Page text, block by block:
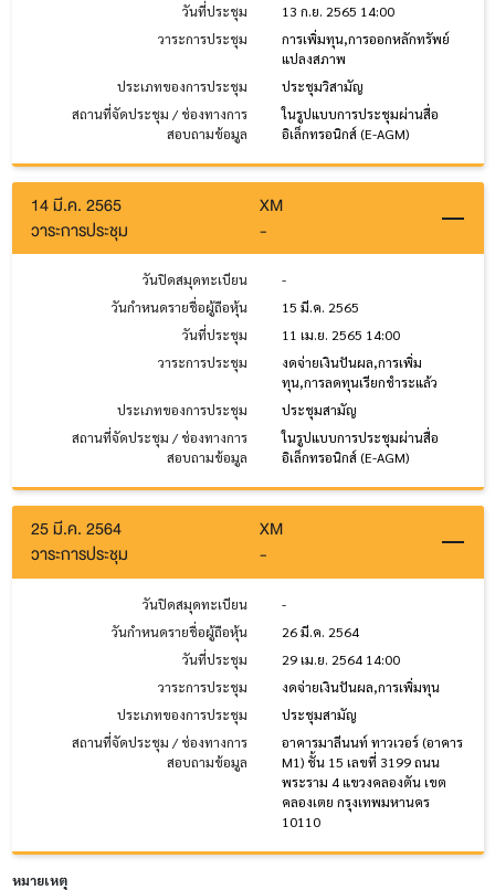
วันที่ประชุม
13 ก.ย. 2565 14:00
วาระการประชุม
การเพิ่มทุน,การออกหลักทรัพย์
แปลงสภาพ
ประเภทของการประชุม
ประชุมวิสามัญ
สถานที่จัดประชุม / ช่องทางการ
สอบถามข้อมูล
ในรูปแบบการประชุมผ่านสื่อ
อิเล็กทรอนิกส์ (E-AGM)
14 มี.ค. 2565
XM
วาระการประชุม
-
วันปิดสมุดทะเบียน
-
วันกำหนดรายชื่อผู้ถือหุ้น
15 มี.ค. 2565
วันที่ประชุม
11 เม.ย. 2565 14:00
วาระการประชุม
งดจ่ายเงินปันผล,การเพิ่ม
ทุน,การลดทุนเรียกชำระแล้ว
ประเภทของการประชุม
ประชุมสามัญ
สถานที่จัดประชุม / ช่องทางการ
สอบถามข้อมูล
ในรูปแบบการประชุมผ่านสื่อ
อิเล็กทรอนิกส์ (E-AGM)
25 มี.ค. 2564
XM
วาระการประชุม
-
วันปิดสมุดทะเบียน
-
วันกำหนดรายชื่อผู้ถือหุ้น
26 มี.ค. 2564
วันที่ประชุม
29 เม.ย. 2564 14:00
วาระการประชุม
งดจ่ายเงินปันผล,การเพิ่มทุน
ประเภทของการประชุม
ประชุมสามัญ
สถานที่จัดประชุม / ช่องทางการ
สอบถามข้อมูล
อาคารมาลีนนท์ ทาวเวอร์ (อาคาร
M1) ชั้น 15 เลขที่ 3199 ถนน
พระราม 4 แขวงคลองตัน เขต
คลองเตย กรุงเทพมหานคร
10110
หมายเหตุ